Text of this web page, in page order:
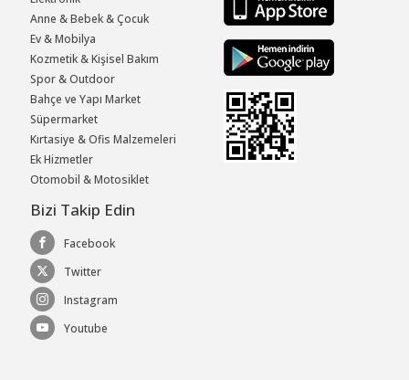
Anne & Bebek & Çocuk
Ev & Mobilya
Kozmetik & Kişisel Bakım
Spor & Outdoor
Bahçe ve Yapı Market
Süpermarket
Kırtasiye & Ofis Malzemeleri
Ek Hizmetler
Otomobil & Motosiklet
Bizi Takip Edin
Facebook
Twitter
Instagram
Youtube